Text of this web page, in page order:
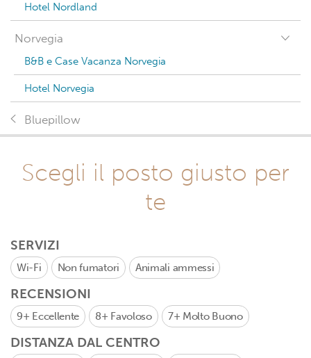
Hotel Nordland
Norvegia
B&B e Case Vacanza Norvegia
Hotel Norvegia
Bluepillow
Scegli il posto giusto per
te
SERVIZI
Wi-Fi Non fumatori Animali ammessi
RECENSIONI
9+ Eccellente 8+ Favoloso 7+ Molto Buono
DISTANZA DAL CENTRO